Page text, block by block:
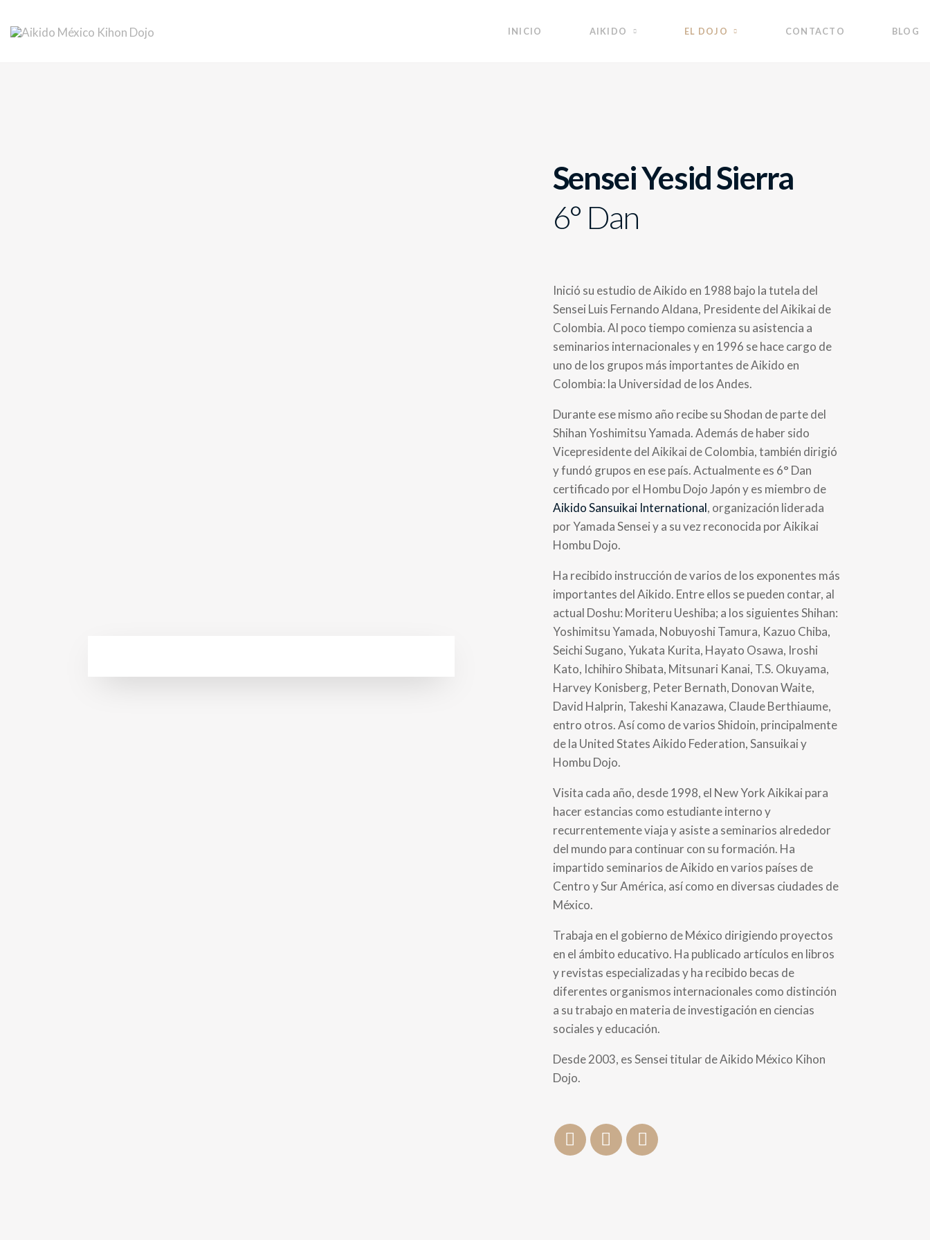
INICIO AIKIDO EL DOJO CONTACTO BLOG
Sensei Yesid Sierra
6° Dan
Inició su estudio de Aikido en 1988 bajo la tutela del
Sensei Luis Fernando Aldana, Presidente del Aikikai de
Colombia. Al poco tiempo comienza su asistencia a
seminarios internacionales y en 1996 se hace cargo de
uno de los grupos más importantes de Aikido en
Colombia: la Universidad de los Andes.
Durante ese mismo año recibe su Shodan de parte del
Shihan Yoshimitsu Yamada. Además de haber sido
Vicepresidente del Aikikai de Colombia, también dirigió
y fundó grupos en ese país. Actualmente es 6° Dan
certificado por el Hombu Dojo Japón y es miembro de
Aikido Sansuikai International, organización liderada
por Yamada Sensei y a su vez reconocida por Aikikai
Hombu Dojo.
Ha recibido instrucción de varios de los exponentes más
importantes del Aikido. Entre ellos se pueden contar, al
actual Doshu: Moriteru Ueshiba; a los siguientes Shihan:
Yoshimitsu Yamada, Nobuyoshi Tamura, Kazuo Chiba,
Seichi Sugano, Yukata Kurita, Hayato Osawa, Iroshi
Kato, Ichihiro Shibata, Mitsunari Kanai, T.S. Okuyama,
Harvey Konisberg, Peter Bernath, Donovan Waite,
David Halprin, Takeshi Kanazawa, Claude Berthiaume,
entro otros. Así como de varios Shidoin, principalmente
de la United States Aikido Federation, Sansuikai y
Hombu Dojo.
Visita cada año, desde 1998, el New York Aikikai para
hacer estancias como estudiante interno y
recurrentemente viaja y asiste a seminarios alrededor
del mundo para continuar con su formación. Ha
impartido seminarios de Aikido en varios países de
Centro y Sur América, así como en diversas ciudades de
México.
Trabaja en el gobierno de México dirigiendo proyectos
en el ámbito educativo. Ha publicado artículos en libros
y revistas especializadas y ha recibido becas de
diferentes organismos internacionales como distinción
a su trabajo en materia de investigación en ciencias
sociales y educación.
Desde 2003, es Sensei titular de Aikido México Kihon
Dojo.